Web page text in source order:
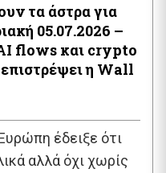
τα άστρα για
05.07.2026 –
flows και crypto
η Wall
έδειξε ότι
αλλά όχι χωρίς